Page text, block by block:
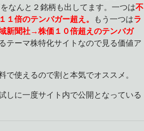
なんと２銘柄も出してます。一つは不
倍のテンバガー超え。
もう一つはラ
新聞社→株価１０倍超えのテンバガ
テーマ株特化サイトなので見る価値ア
で使えるので割と本気でオススメ。
しに一度サイト内で公開となっている